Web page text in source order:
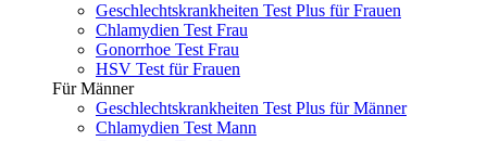
Geschlechtskrankheiten Test Plus für Frauen
Chlamydien Test Frau
Gonorrhoe Test Frau
HSV Test für Frauen
Für Männer
Geschlechtskrankheiten Test Plus für Männer
Chlamydien Test Mann